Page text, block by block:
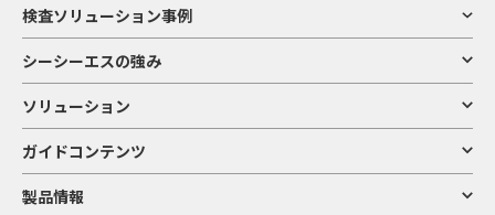
検査ソリューション事例
シーシーエスの強み
ソリューション
ガイドコンテンツ
製品情報